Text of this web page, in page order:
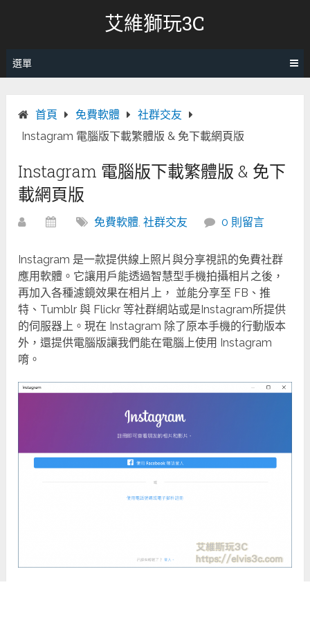
艾維獅玩3C
選單
首頁 免費軟體
社群交友
Instagram 電腦版下載繁體版 & 免下載網頁版
Instagram 電腦版下載繁體版 & 免下
載網頁版
免費軟體,社群交友 0 則留言
Instagram 是一款提供線上照片與分享視訊的免費社群
應用軟體。它讓用戶能透過智慧型手機拍攝相片之後，
再加入各種濾鏡效果在相片上， 並能分享至 FB、推
特、Tumblr 與 Flickr 等社群網站或是Instagram所提供
的伺服器上。現在 Instagram 除了原本手機的行動版本
外，還提供電腦版讓我們能在電腦上使用 Instagram
唷。